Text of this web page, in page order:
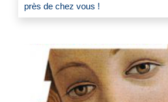
près de chez vous !